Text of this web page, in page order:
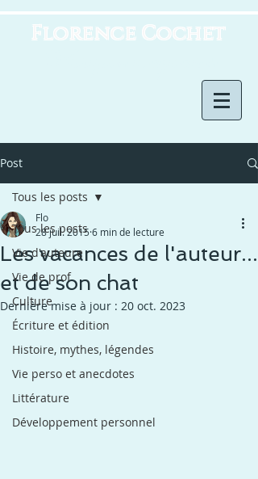
Florence Cochet
Post
Tous les posts
Vie d'auteure
Vie de prof
Culture
Écriture et édition
Histoire, mythes, légendes
Vie perso et anecdotes
Littérature
Développement personnel
Tous les posts
Les vacances de l'auteur...
et de son chat
Flo
28 juil. 2015 6 min de lecture
Dernière mise à jour : 20 oct. 2023